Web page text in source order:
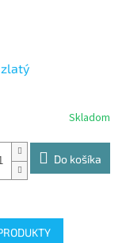
Skladom
Do košíka